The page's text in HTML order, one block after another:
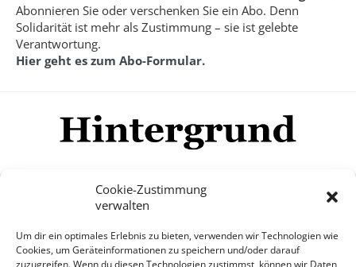
Cookie-Zustimmung
verwalten
Um dir ein optimales Erlebnis zu bieten, verwenden wir Technologien wie
Cookies, um Geräteinformationen zu speichern und/oder darauf
zuzugreifen. Wenn du diesen Technologien zustimmst, können wir Daten
Abonnieren Sie oder verschenken Sie ein Abo. Denn
Solidarität ist mehr als Zustimmung – sie ist gelebte
Verantwortung.
Hier geht es zum Abo-Formular.
Mehr